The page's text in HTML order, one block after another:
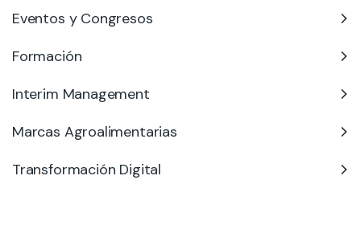
Eventos y Congresos
Formación
Interim Management
Marcas Agroalimentarias
Transformación Digital